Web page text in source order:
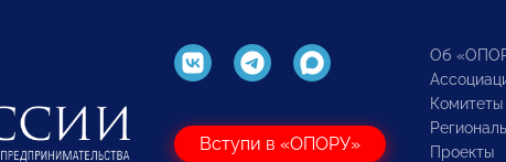
Вступи в «ОПОРУ»
Об
Проекты